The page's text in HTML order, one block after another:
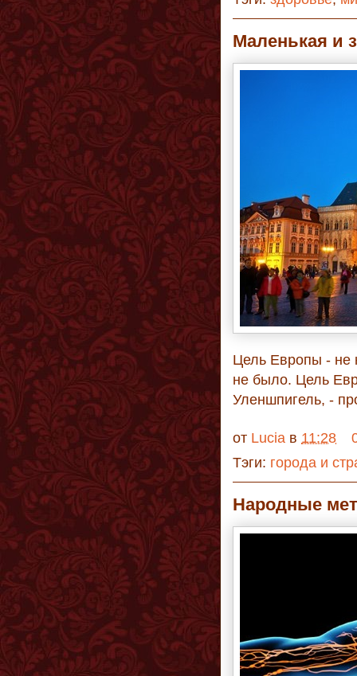
Маленькая и
Цель Европы - не
не было. Цель
Уленшпигель, -
от Lucia в 11:28
Тэги: города и
Народные